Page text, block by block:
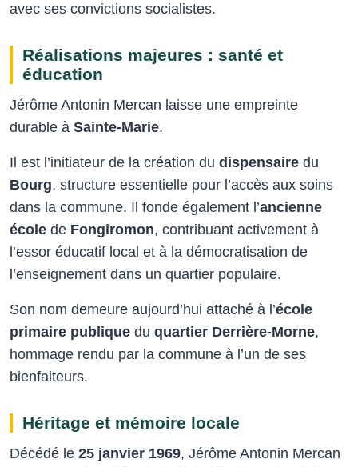
avec ses convictions socialistes.
Réalisations majeures : santé et
éducation
Jérôme Antonin Mercan laisse une empreinte
durable à Sainte-Marie.
Il est l’initiateur de la création du dispensaire du
Bourg, structure essentielle pour l’accès aux soins
dans la commune. Il fonde également l’ancienne
école de Fongiromon, contribuant activement à
l’essor éducatif local et à la démocratisation de
l’enseignement dans un quartier populaire.
Son nom demeure aujourd’hui attaché à l’école
primaire publique du quartier Derrière-Morne,
hommage rendu par la commune à l’un de ses
bienfaiteurs.
Héritage et mémoire locale
Décédé le 25 janvier 1969, Jérôme Antonin Mercan